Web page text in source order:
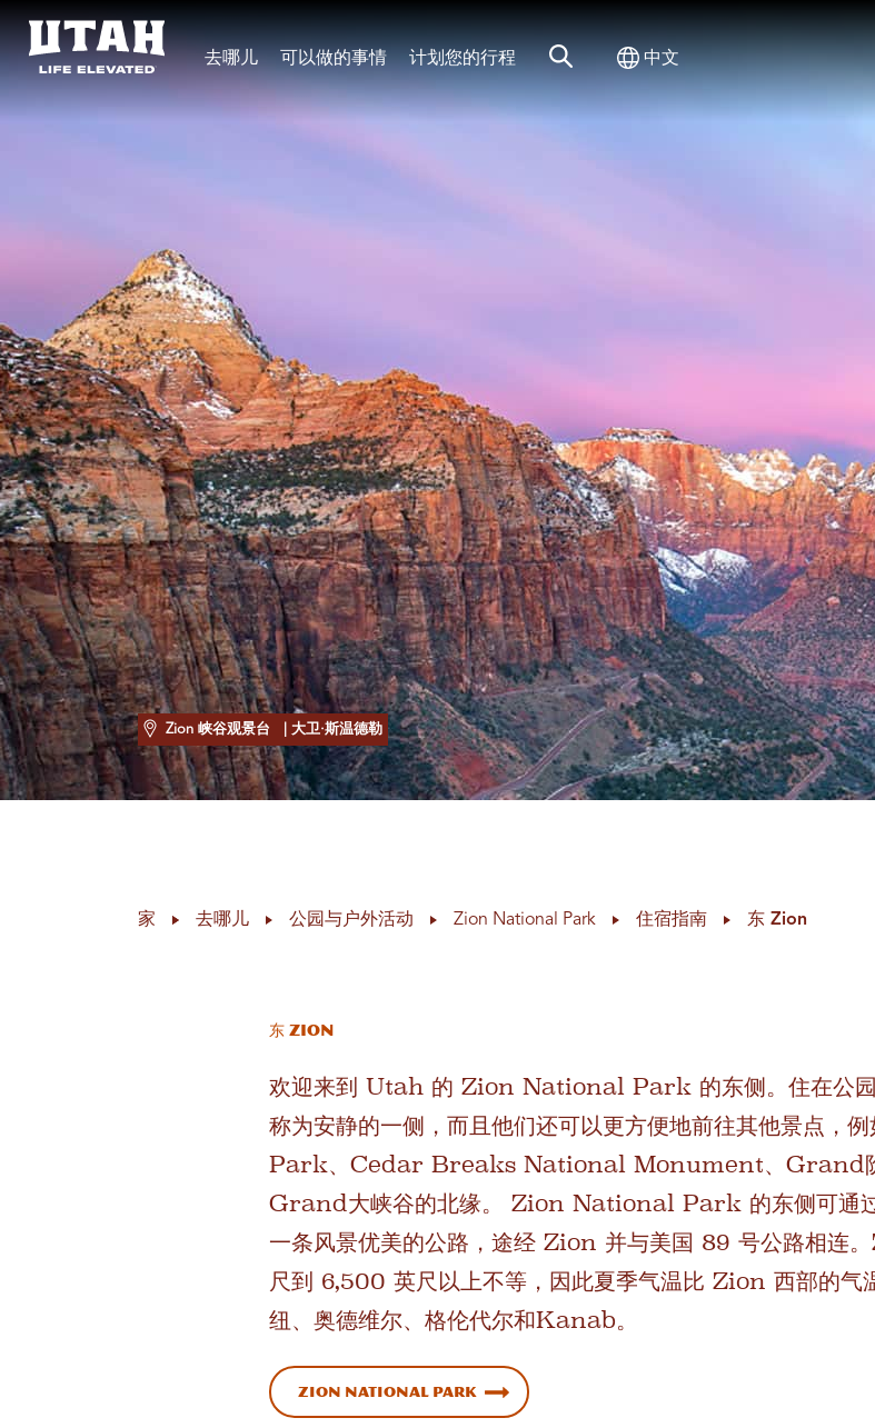
去哪儿 可以做的事情 计划您的行程 网站搜索切换国际
中文
Zion 峡谷观景台 | 大卫·斯温德勒
家 去哪儿 公园与户外活动 Zion National Park 住宿指南 东 Zion
东 Zion
欢迎来到 Utah 的 Zion National Park 的东侧。住在公园
称为安静的一侧，而且他们还可以更方便地前往其他景点
Park、Cedar Breaks National Monument、Grand阶
Grand大峡谷的北缘。 Zion National Park 的东侧可通
一条风景优美的公路，途经 Zion 并与美国 89 号公路相连
尺到 6,500 英尺以上不等，因此夏季气温比 Zion 西部的气
纽、奥德维尔、格伦代尔和Kanab。
Zion National Park